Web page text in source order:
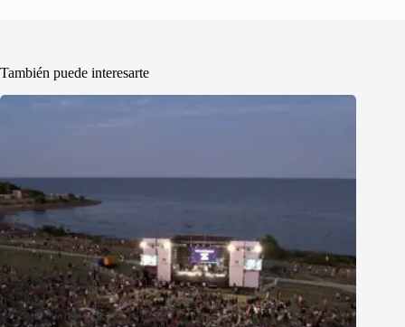
También puede interesarte